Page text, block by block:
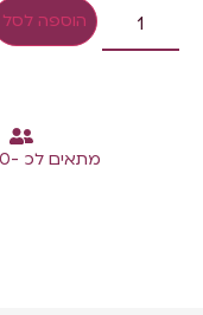
הוספה לסל
מתאים לכ -10 אנשים